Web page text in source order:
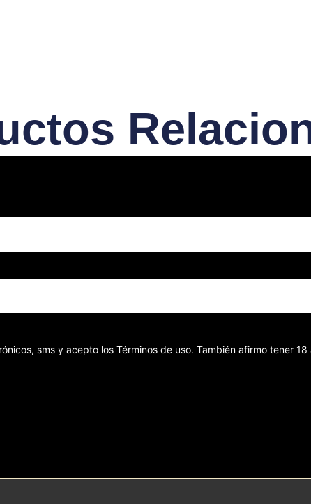
sms y acepto los Términos de uso. También afirmo tener